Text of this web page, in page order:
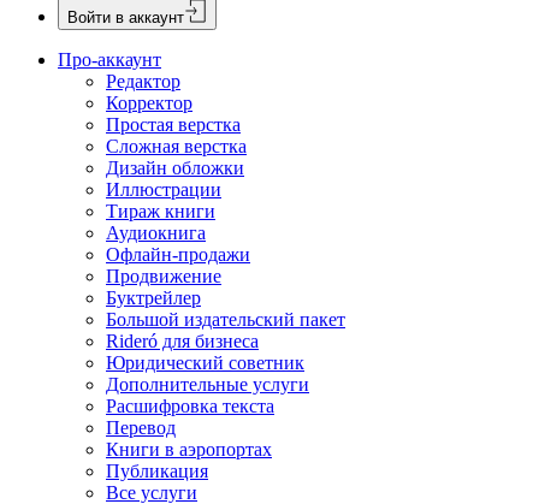
Войти в аккаунт
Про-аккаунт
Редактор
Корректор
Простая верстка
Сложная верстка
Дизайн обложки
Иллюстрации
Тираж книги
Аудиокнига
Офлайн-продажи
Продвижение
Буктрейлер
Большой издательский пакет
Rideró для бизнеса
Юридический советник
Дополнительные услуги
Расшифровка текста
Перевод
Книги в аэропортах
Публикация
Все услуги